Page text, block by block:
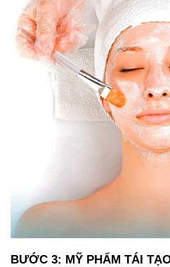
BƯỚC 3: MỸ PHẨM TÁI